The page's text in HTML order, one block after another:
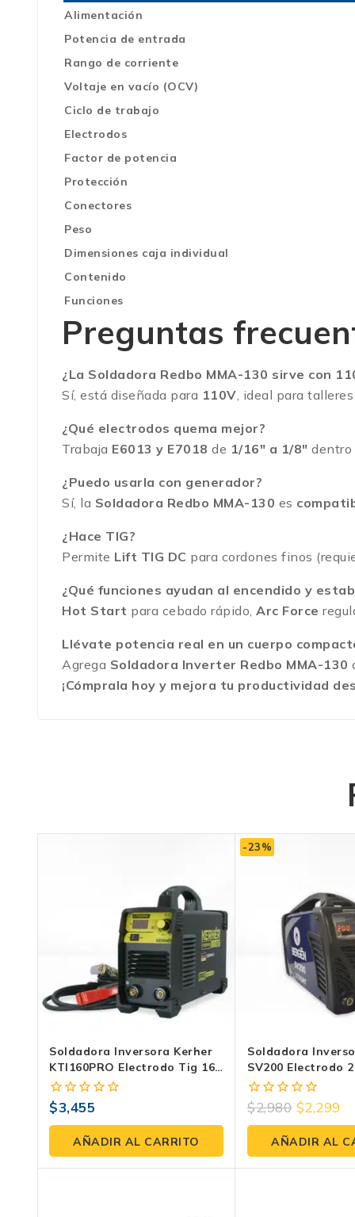
Alimentación
Potencia de entrada
Rango de corriente
Voltaje en vacío (OCV)
Ciclo de trabajo
Electrodos
Factor de potencia
Protección
Conectores
Peso
Dimensiones caja individual
Contenido
Funciones
Preguntas
¿La Soldadora Redbo MMA-130 sirve con
Sí, está diseñada para 110V, ideal para
¿Qué electrodos quema mejor?
Trabaja E6013 y E7018 de 1/16″ a 1/8″
¿Puedo usarla con generador?
Sí, la Soldadora Redbo MMA-130 es
¿Hace TIG?
Permite Lift TIG DC para cordones finos
¿Qué funciones ayudan al encendido y
Hot Start para cebado rápido, Arc Force
Llévate potencia real en un cuerpo
Agrega Soldadora Inverter Redbo MMA-130
¡Cómprala hoy y mejora tu productividad
Soldadora Inversora Kerher
KTI160PRO Electrodo Tig 160
Amperes Bivoltaje 110V 220V
0
fuera
5
$3,455
AÑADIR AL CARRITO
-23%
Soldadora
SV200 Electrodo
Bivoltaje 100V
0
fuera
5
$2,980 $2,299
AÑADIR AL